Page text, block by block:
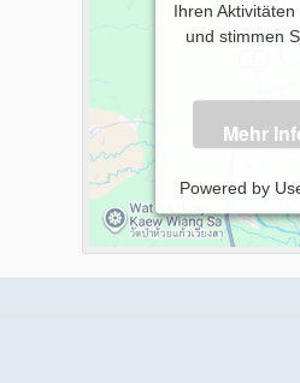
Ihren
und stimmen
Mehr
Powered by